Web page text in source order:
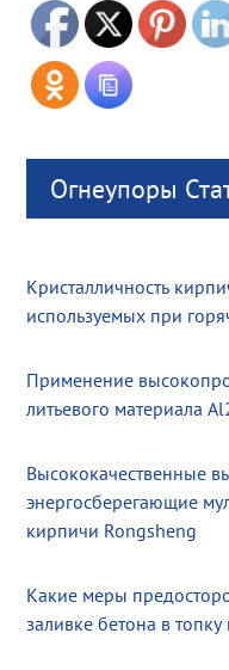
Огнеупоры
Кристалличность
используемых при
Применение
литьевого материала
Высококачественные
энергосберегающие
кирпичи Rongsheng
Какие меры
заливке бетона в топку